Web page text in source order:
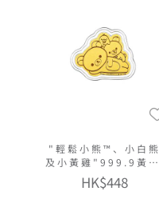
"輕鬆小熊™、小白熊
及小黃雞"999.9黃金
多功能金章掛飾
HK$448